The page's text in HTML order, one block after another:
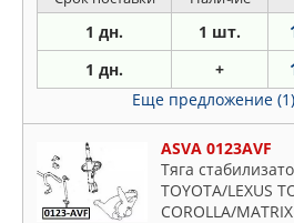
1 дн. 1 шт.
1 дн. +
Еще предложение (1)
ASVA 0123AVF
Тяга
TOYOTA/LEXUS
COROLLA/